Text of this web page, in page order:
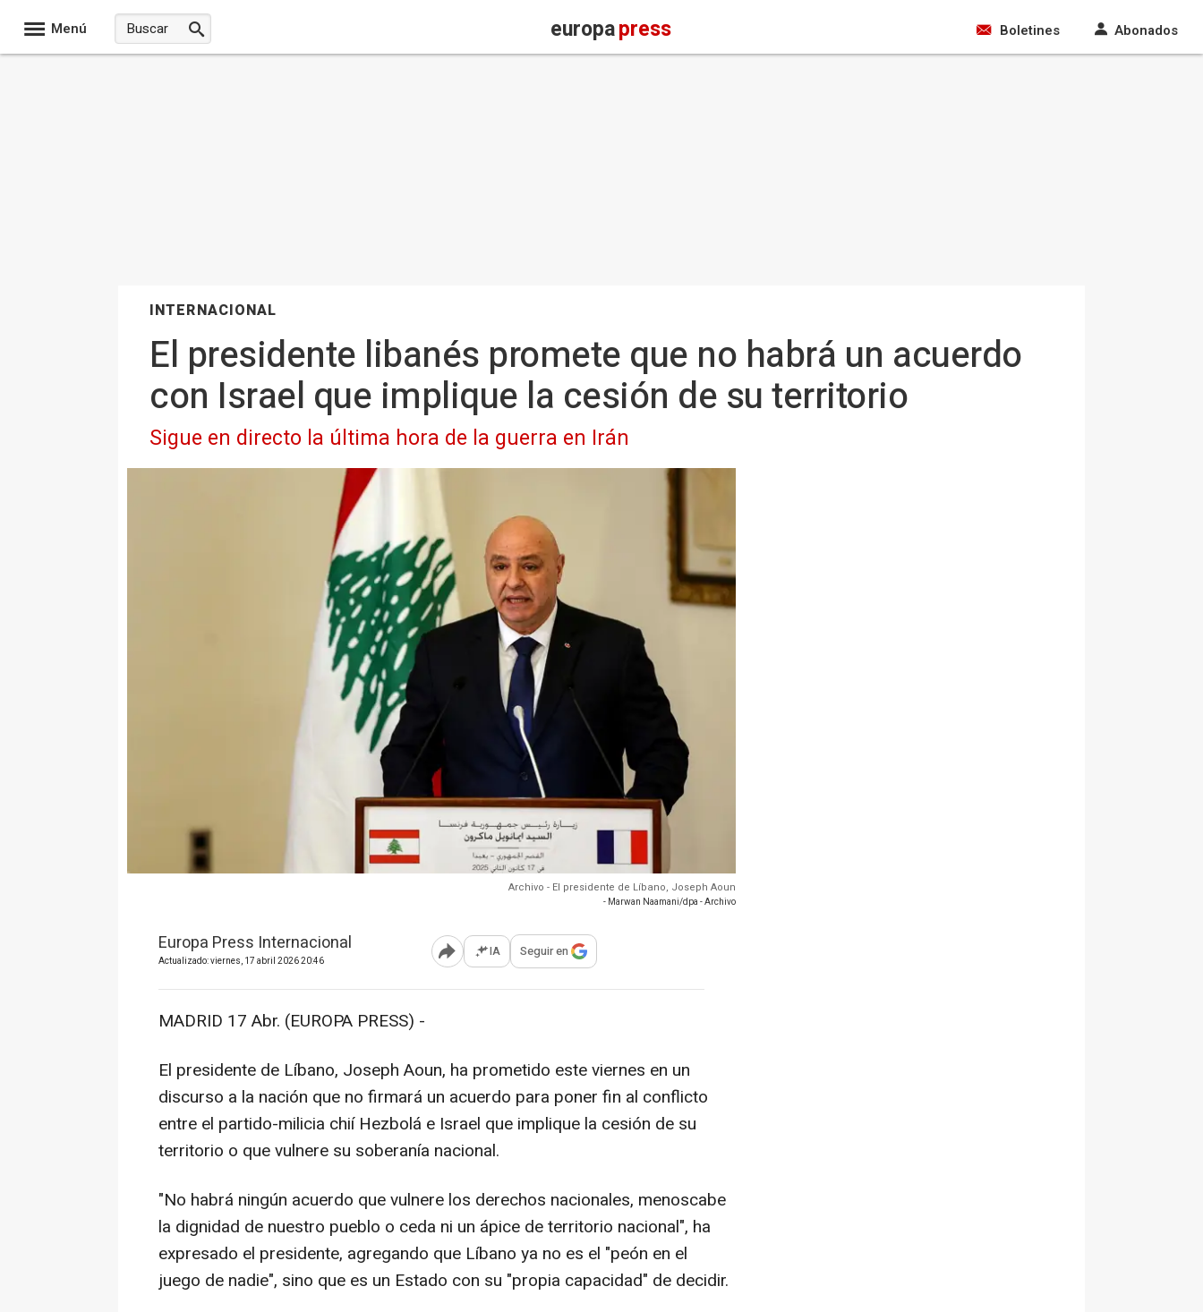
Menú europapress Boletines Abonados
INTERNACIONAL
El presidente libanés promete que no habrá un acuerdo
con Israel que implique la cesión de su territorio
Sigue en directo la última hora de la guerra en Irán
Archivo - El presidente de Líbano, Joseph Aoun
- Marwan Naamani/dpa - Archivo
Europa Press Internacional
Actualizado: viernes, 17 abril 2026 20:46 Abrir opciones para compartir
IA Seguir en
MADRID 17 Abr. (EUROPA PRESS) -
El presidente de Líbano, Joseph Aoun, ha prometido este viernes en un
discurso a la nación que no firmará un acuerdo para poner fin al conflicto
entre el partido-milicia chií Hezbolá e Israel que implique la cesión de su
territorio o que vulnere su soberanía nacional.
"No habrá ningún acuerdo que vulnere los derechos nacionales, menoscabe
la dignidad de nuestro pueblo o ceda ni un ápice de territorio nacional", ha
expresado el presidente, agregando que Líbano ya no es el "peón en el
juego de nadie", sino que es un Estado con su "propia capacidad" de decidir.